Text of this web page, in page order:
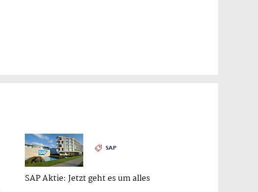
SAP
SAP Aktie: Jetzt geht es um alles